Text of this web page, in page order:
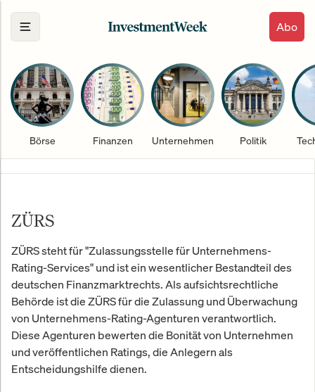
Abo
Börse Finanzen Unternehmen Politik
ZÜRS
ZÜRS steht für "Zulassungsstelle für Unternehmens-
Rating-Services" und ist ein wesentlicher Bestandteil des
deutschen Finanzmarktrechts. Als aufsichtsrechtliche
Behörde ist die ZÜRS für die Zulassung und Überwachung
von Unternehmens-Rating-Agenturen verantwortlich.
Diese Agenturen bewerten die Bonität von Unternehmen
und veröffentlichen Ratings, die Anlegern als
Entscheidungshilfe dienen.